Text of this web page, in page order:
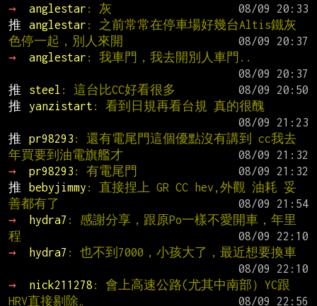
→
anglestar : 灰
推
anglestar : 之前常常在停車場好幾台Altis鐵灰
色停一起，別人來開
→
anglestar : 我車門，我去開別人車門..
推
steel : 這台比CC好看很多
推
yanzistart : 看到日規再看台規 真的很醜
推
pr98293 : 還有電尾門這個優點沒有講到 cc我去
年買要到油電旗艦才
→
pr98293 : 有電尾門
推
bebyjimmy : 直接捏上 GR CC hev,外觀 油耗 妥
善都有了
→
hydra7 : 感謝分享，跟原Po一樣不愛開車，年里
程
→
hydra7 : 也不到7000，小孩大了，最近想要換車
→
nick211278 : 會上高速公路(尤其中南部）YC跟
HRV直接剔除。